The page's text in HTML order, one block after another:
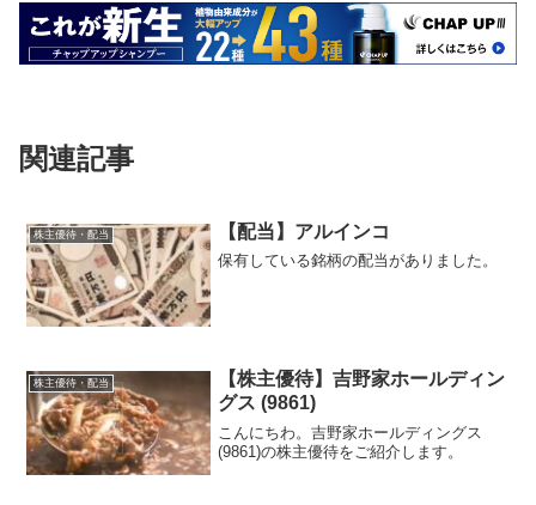
関連記事
株主優待・配当 【配当】アルインコ
保有している銘柄の配当がありました。
株主優待・配当
【株主優待】吉野家ホールディン
グス (9861)
こんにちわ。吉野家ホールディングス
(9861)の株主優待をご紹介します。